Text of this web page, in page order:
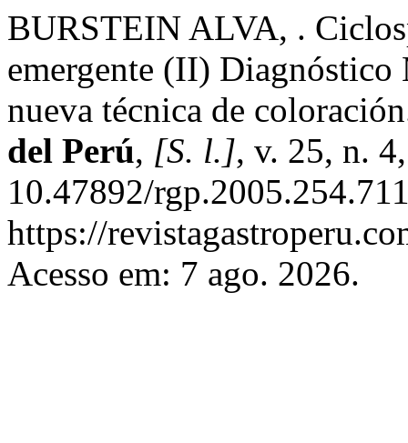
BURSTEIN ALVA, .
emergente (II)
nueva técnica de
del Perú, [S. l.], v. 25, n.
10.47892/
https://
Acesso em: 7 ago. 2026.